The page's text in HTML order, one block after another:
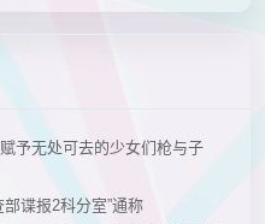
予无处可去的少女们枪与子
谍报2科分室”通称